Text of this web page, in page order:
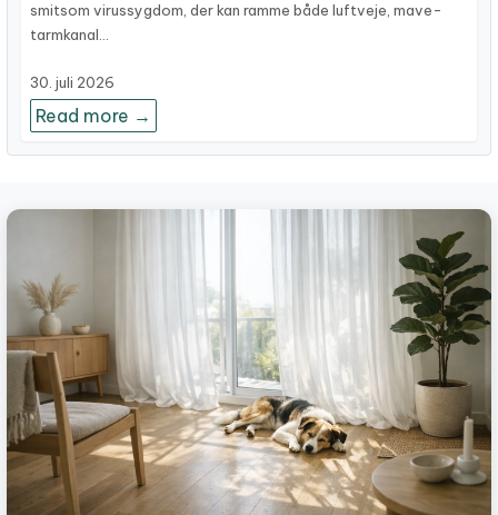
smitsom virussygdom, der kan ramme både luftveje, mave-
tarmkanal…
30. juli 2026
Read more →